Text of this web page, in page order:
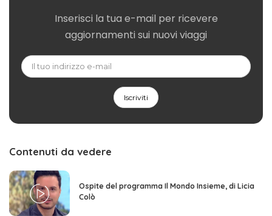
Inserisci la tua e-mail per ricevere
aggiornamenti sui nuovi viaggi
Contenuti da vedere
Ospite del programma Il Mondo Insieme, di Licia
Colò